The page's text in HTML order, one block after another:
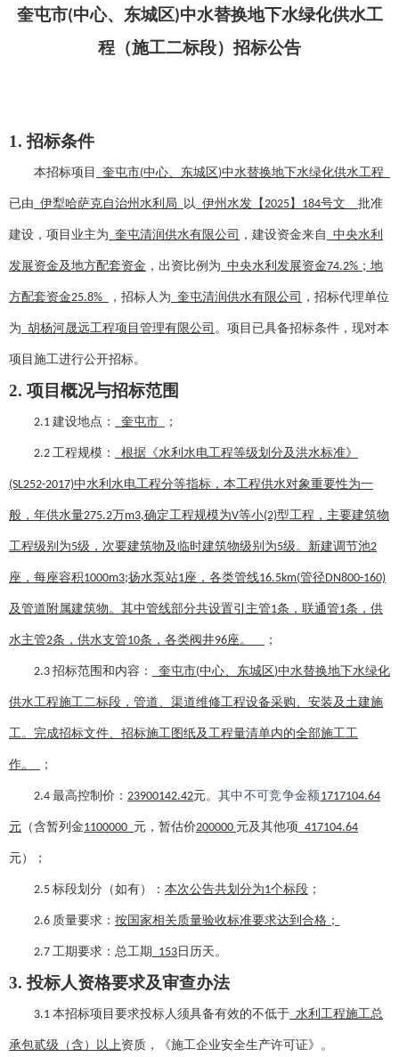
奎屯市(中心、东城区)中水替换地下水绿化供水工
程 （施工二标段）招标公告
1. 招标条件
本招标项目 奎屯市(中心、东城区 )中水替换地下水绿化供水工程
已由 伊犁哈萨克自治州 水利局 以 伊州水发【2025】 184号文 批准
建设，项目业主为 奎屯清润供水有限公司 ，建设资金来自 中央水利
发展资金及地方配套资金 ，出资比例为 中央水利发展资金74.2% ；地
方配套资金25.8% ，招标人为 奎屯清润供水有限公司 ，招标代理单位
为 胡杨河晟远工程项目管理有限公司 。项目已具备招标条件，现对本
项目施工进行公开招标。
2. 项目概况与招标范围
2.1 建设地点： 奎屯市 ；
2.2 工程规模： 根据《水利水电工程等级划分及洪水标准》
(SL252-2017)中水利水电工程分等指标，本工程供水对象重要性为一
般，年供水量275.2万m3,确定工程规模为V等小(2)型工程，主要建筑物
工程级别为5级，次要建筑物及临时建筑物级别为5级。新建调节池2
座，每座容积1000m3;扬水泵站1座，各类管线16.5km(管径DN800-160)
及管道附属建筑物。其中管线部分共设置引主管1条，联通管1条，供
水主管2条，供水支管10条，各类阀井96座。 ；
2.3 招标范围和内容： 奎屯市(中心、东城区 )中水替换地下水绿化
供水工程施工二标段 ，管道、渠道维修工程设备采购、安装及土建施
工。 完成招标文件、 招标施工图纸及工程量清单内的全部施工工
作。 ；
2.4 最高控制价： 23900142.42元。 其中不可竞争金额 1717104.64
元 （含暂列金1100000 元，暂估价200000 元及其他项 417104.64
元） ；
2.5 标段划分（如有）： 本次公告共划分为1个标段 ；
2.6 质量要求： 按国家相关质量验收标准要求达到合格；
2.7 工期要求： 总工期 153 日历天。
3. 投标人资格要求及审查办法
3.1 本招标项目要求投标人须具备有效的不低于 水利工程施工总
承包贰级（含）以上资质，《施工企业安全生产许可证》 。